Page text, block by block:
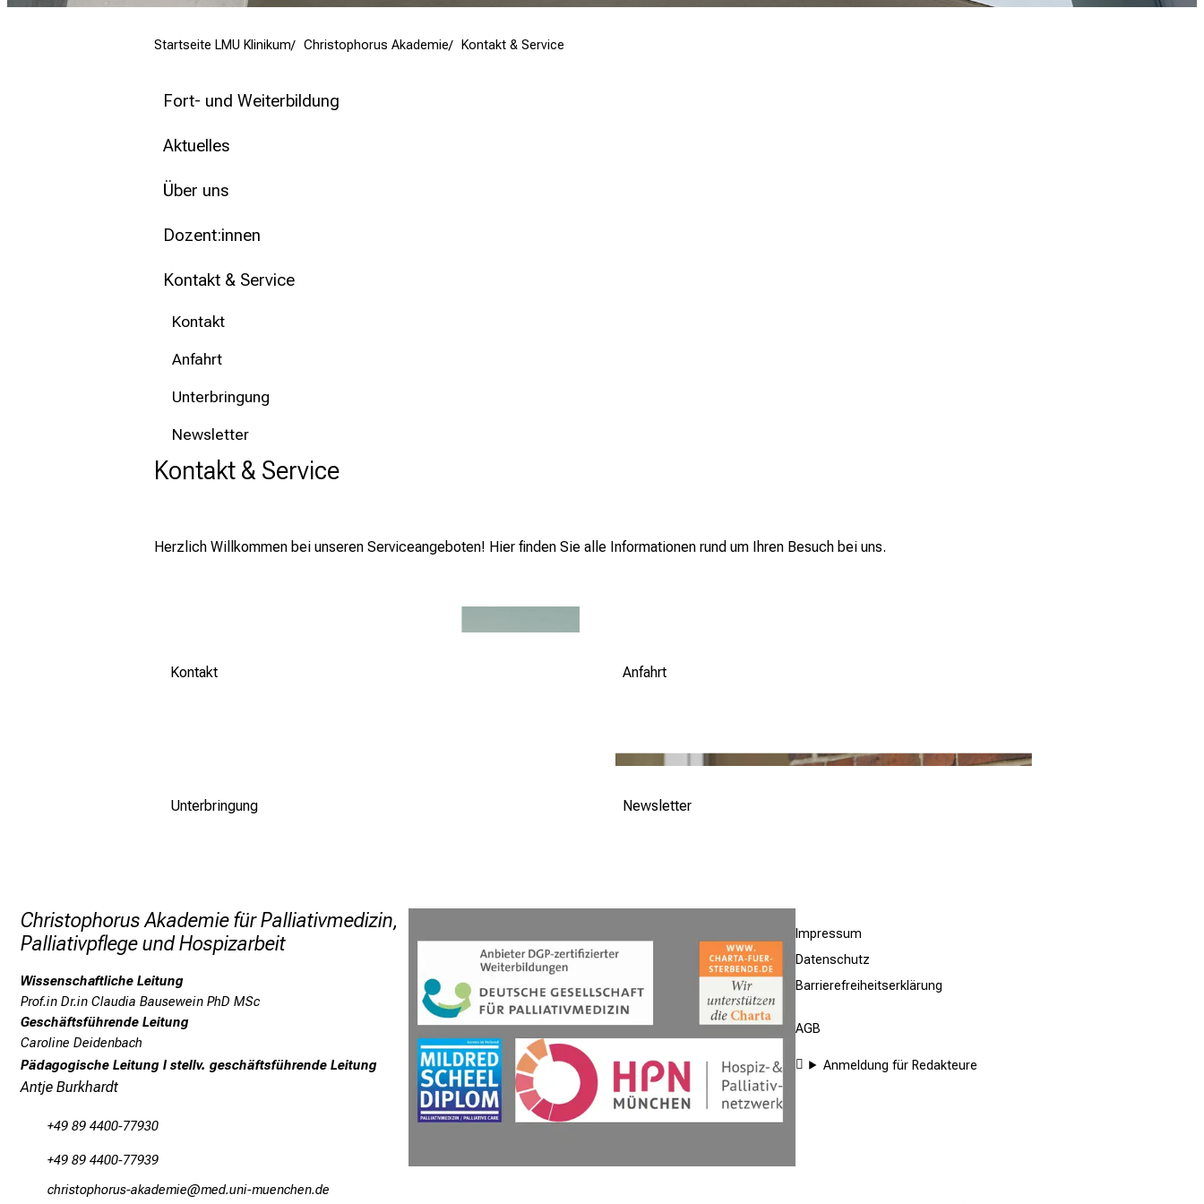
Startseite LMU Klinikum Christophorus Akademie Kontakt & Service
Fort- und Weiterbildung
Aktuelles
Über uns
Dozent:innen
Kontakt & Service
Kontakt
Anfahrt
Unterbringung
Newsletter
Kontakt & Service
Herzlich Willkommen bei unseren Serviceangeboten! Hier finden Sie alle Informationen rund um Ihren Besuch bei uns.
Kontakt Anfahrt
Unterbringung Newsletter
Christophorus Akademie für Palliativmedizin,
Palliativpflege und Hospizarbeit
Wissenschaftliche Leitung
Prof.in Dr.in Claudia Bausewein PhD MSc
Geschäftsführende Leitung
Caroline Deidenbach
Pädagogische Leitung I stellv. geschäftsführende Leitung
Antje Burkhardt
+49 89 4400-77930
+49 89 4400-77939
yzplcbüözüpfc_gogmivli
vimsful:GvfiuyzJiu mi
Impressum
Datenschutz
Barrierefreiheitserklärung
AGB
Anmeldung für Redakteure